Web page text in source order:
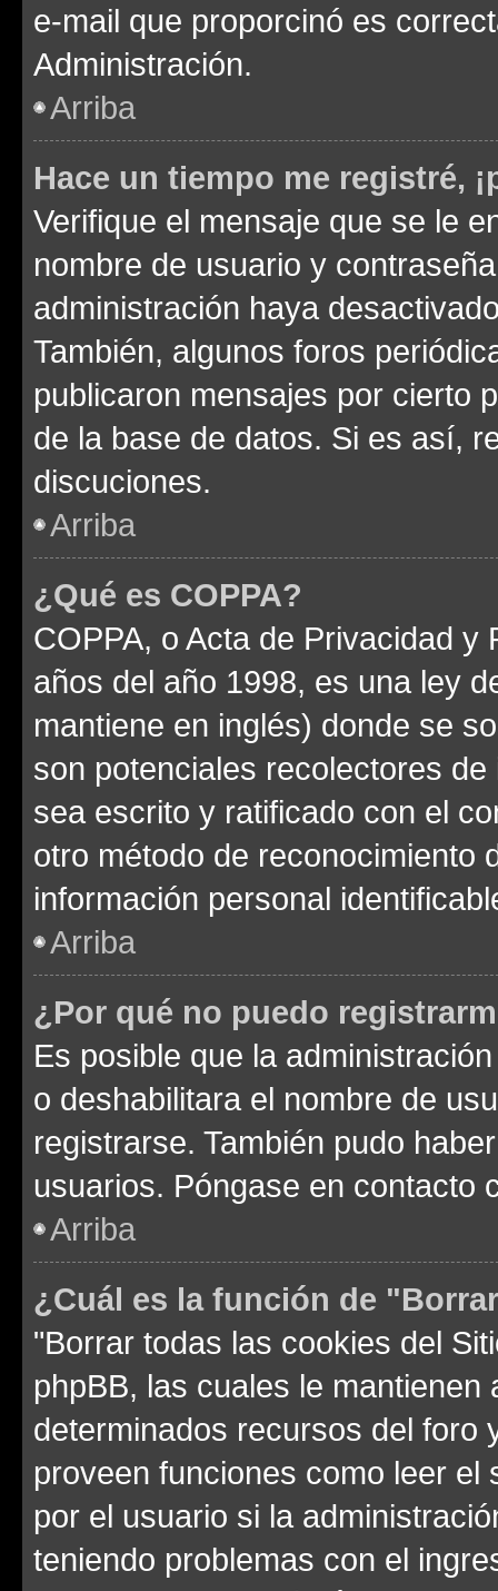
e-mail que proporcinó es
Administración.
Arriba
Hace un tiempo me registré,
Verifique el mensaje que se le
nombre de usuario y
administración haya
También, algunos foros
publicaron mensajes por cierto
de la base de datos. Si es así,
discuciones.
Arriba
¿Qué es COPPA?
COPPA, o Acta de Privacidad
años del año 1998, es una ley
mantiene en inglés) donde se
son potenciales recolectores
sea escrito y ratificado con el
otro método de reconocimiento
información personal
Arriba
¿Por qué no puedo
Es posible que la
o deshabilitara el nombre de
registrarse. También pudo
usuarios. Póngase en contacto
Arriba
¿Cuál es la función de
"Borrar todas las cookies del
phpBB, las cuales le
determinados recursos del foro
proveen funciones como leer el
por el usuario si la
teniendo problemas con el